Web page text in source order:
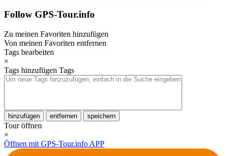
Follow GPS-Tour.info
Zu meinen Favoriten hinzufügen
Von meinen Favoriten entfernen
Tags bearbeiten
×
Tags hinzufügen Tags
hinzufügen entfernen speichern
Tour öffnen
×
Öffnen mit GPS-Tour.info APP